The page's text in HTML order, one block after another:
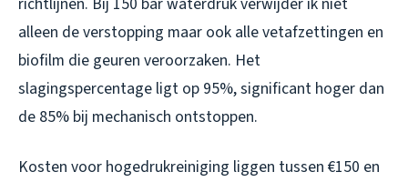
alleen de verstopping maar ook alle vetafzettingen en
biofilm die geuren veroorzaken. Het
slagingspercentage ligt op 95%, significant hoger dan
de 85% bij mechanisch ontstoppen.
Kosten voor hogedrukreiniging liggen tussen €150 en